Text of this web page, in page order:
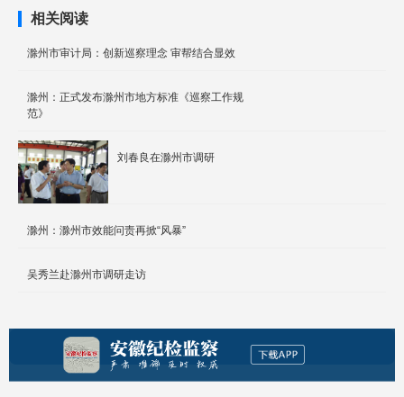
相关阅读
滁州市审计局：创新巡察理念 审帮结合显效
滁州：正式发布滁州市地方标准《巡察工作规
范》
刘春良在滁州市调研
滁州：滁州市效能问责再掀“风暴”
吴秀兰赴滁州市调研走访